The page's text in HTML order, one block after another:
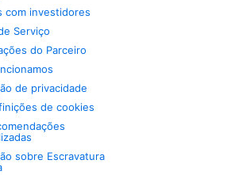
com investidores
Serviço
do Parceiro
de privacidade
de cookies
sobre Escravatura